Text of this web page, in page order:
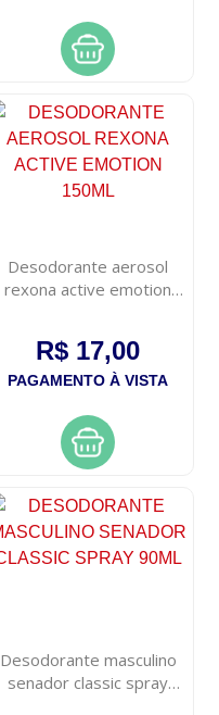
Desodorante aerosol
rexona active emotion
R$ 17,00
PAGAMENTO À VISTA
Desodorante masculino
senador classic spray